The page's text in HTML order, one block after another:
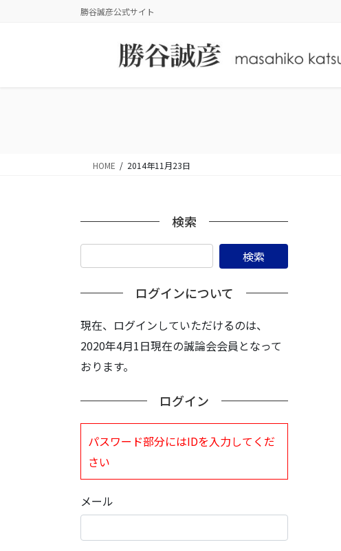
勝谷誠彦公式サイト
HOME 2014年11月23日
検索
ログインについて
現在、ログインしていただけるのは、
2020年4月1日現在の誠論会会員となって
おります。
ログイン
パスワード部分にはIDを入力してくだ
さい
メール